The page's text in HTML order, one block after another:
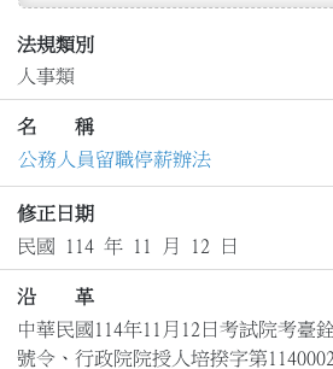
法規類別
人事類
名 稱
公務人員留職停薪辦法
修正日期
民國 114 年 11 月 12 日
沿 革
中華民國114年11月12日考試院考臺
號令、行政院院授人培揆字第